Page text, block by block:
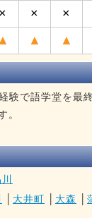
× × ×
▲ ▲ ▲
験で語学堂を最
。
大井町 大森